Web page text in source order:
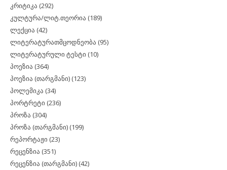
კრიტიკა (292)
კულტურა/ლიტ.თეორია (189)
ლექცია (42)
ლიტერატურათმცოდნეობა (95)
ლიტერატურული ტესტი (10)
პოეზია (364)
პოეზია (თარგმანი) (123)
პოლემიკა (34)
პორტრეტი (236)
პროზა (304)
პროზა (თარგმანი) (199)
რეპორტაჟი (23)
რეცენზია (351)
რეცენზია (თარგმანი) (42)